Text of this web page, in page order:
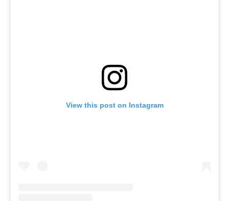
View this post on Instagram